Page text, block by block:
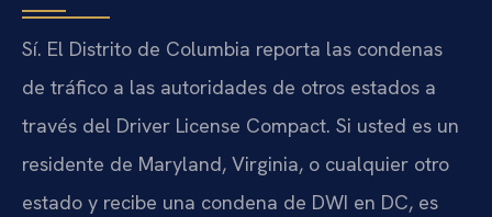
Sí. El Distrito de Columbia reporta las condenas
de tráfico a las autoridades de otros estados a
través del Driver License Compact. Si usted es un
residente de Maryland, Virginia, o cualquier otro
estado y recibe una condena de DWI en DC, es